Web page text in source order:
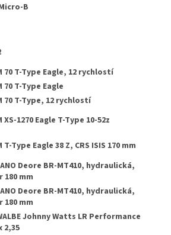
B
70 T-Type Eagle, 12 rychlostí
70 T-Type Eagle
70 T-Type, 12 rychlostí
XS-1270 Eagle T-Type 10-52z
T-Type Eagle 38 Z, CRS ISIS 170 mm
Deore BR-MT410, hydraulická,
mm
Deore BR-MT410, hydraulická,
mm
Johnny Watts LR Performance
2,35